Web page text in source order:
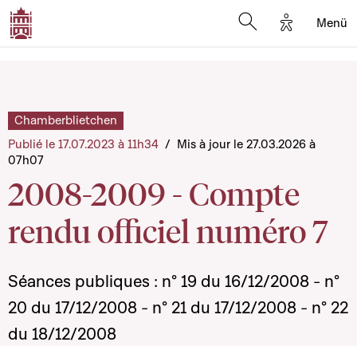
Options
Menü
2008-2009 - Compte
rendu officiel numéro 7
Chamberblietchen
Publié le 17.07.2023 à 11h34 / Mis à jour le 27.03.2026 à
07h07
Séances publiques : n° 19 du 16/12/2008 - n°
20 du 17/12/2008 - n° 21 du 17/12/2008 - n° 22
du 18/12/2008